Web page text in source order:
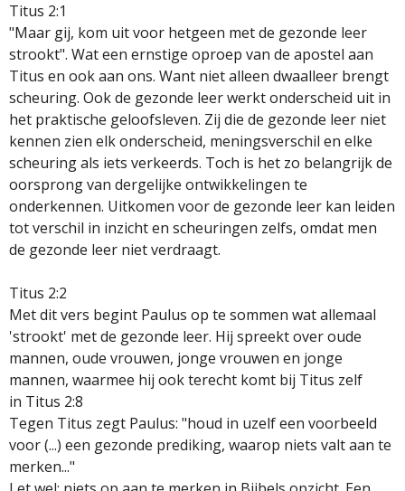
Titus 2:1
"Maar gij, kom uit voor hetgeen met de gezonde leer
strookt". Wat een ernstige oproep van de apostel aan
Titus en ook aan ons. Want niet alleen dwaalleer brengt
scheuring. Ook de gezonde leer werkt onderscheid uit in
het praktische geloofsleven. Zij die de gezonde leer niet
kennen zien elk onderscheid, meningsverschil en elke
scheuring als iets verkeerds. Toch is het zo belangrijk de
oorsprong van dergelijke ontwikkelingen te
onderkennen. Uitkomen voor de gezonde leer kan leiden
tot verschil in inzicht en scheuringen zelfs, omdat men
de gezonde leer niet verdraagt.
Titus 2:2
Met dit vers begint Paulus op te sommen wat allemaal
'strookt' met de gezonde leer. Hij spreekt over oude
mannen, oude vrouwen, jonge vrouwen en jonge
mannen, waarmee hij ook terecht komt bij Titus zelf
in Titus 2:8
Tegen Titus zegt Paulus: "houd in uzelf een voorbeeld
voor (...) een gezonde prediking, waarop niets valt aan te
merken..."